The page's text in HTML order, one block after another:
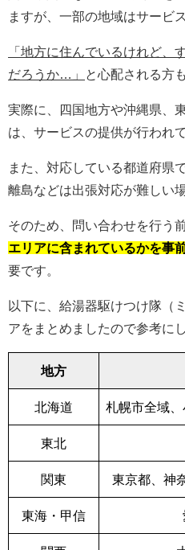
ますが、一部の地域はサービ
「地方に住んでいるけれど、
だろうか…」
と心配される方
実際に、四国地方や沖縄県、
は、サービスの提供が行われ
また、対応している都道府県
離島などは出張対応が難しい
そのため、問い合わせを行う前
エリアに含まれているかを事
要です。
以下に、給湯器駆けつけ隊（
アをまとめましたので参考に
地方
北海道 札幌市全域
東北
関東 東京都、神
東海・甲信